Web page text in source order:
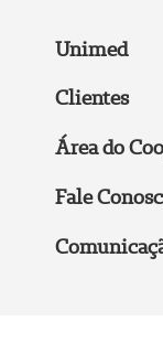
Unimed
Clientes
Área do
Fale